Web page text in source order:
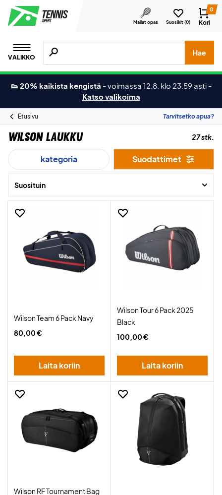
Mailat opas Suosikit (0)
0
Kori
VALIKKO
Hae tuotteita, merkkejä jne.
Hae
👟 20% kaikista kengistä -voimassa 12.8. klo 23.59 asti -
Katso valikoima
Etusivu Tarvitsetko apua?
Wilson Laukku 27 stk.
kategoria Suodattimet
Suosituin
Wilson Team 6 Pack Navy
80,00 €
Laita koriin
Wilson Tour 6 Pack 2025
Black
100,00 €
Laita koriin
Wilson RF Tournament Bag